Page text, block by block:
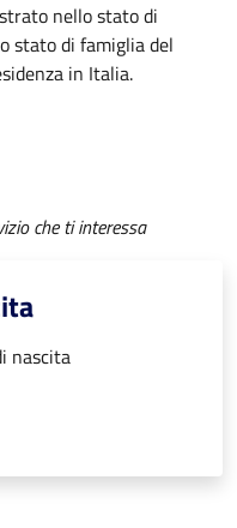
nello stato di
stato di famiglia del
in Italia.
che ti interessa
nascita